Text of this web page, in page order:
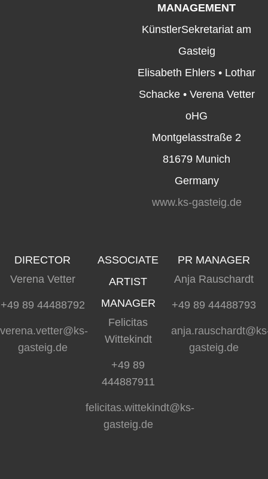
MANAGEMENT
KünstlerSekretariat am
Gasteig
Elisabeth Ehlers • Lothar
Schacke • Verena Vetter
oHG
Montgelasstraße 2
81679 Munich
Germany
www.ks-gasteig.de
DIRECTOR
Verena Vetter
+49 89 44488792
verena.vetter@ks-
gasteig.de
ASSOCIATE
ARTIST
MANAGER
Felicitas
Wittekindt
+49 89
444887911
felicitas.wittekindt@ks-
gasteig.de
PR MANAGER
Anja Rauschardt
+49 89 44488793
gasteig.de